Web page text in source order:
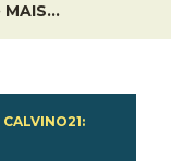
MAIS…
CALVINO21: